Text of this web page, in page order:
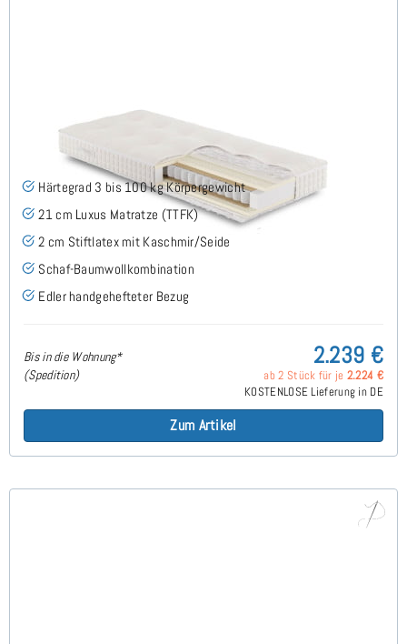
ARMIN H3 TTFK Matratze 120x220 cm -
Sonderanfertigung
Härtegrad 3 bis 100 kg Körpergewicht
21 cm Luxus Matratze (TTFK)
2 cm Stiftlatex mit Kaschmir/Seide
Schaf-Baumwollkombination
Edler handgehefteter Bezug
Bis in die Wohnung*
(Spedition)
2.239 €
ab 2 Stück für je 2.224 €
KOSTENLOSE Lieferung in DE
Zum Artikel